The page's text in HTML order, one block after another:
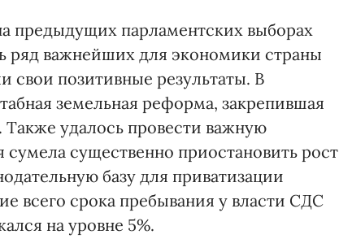
предыдущих парламентских выборах
ряд важнейших для экономики страны
свои позитивные результаты. В
земельная реформа, закрепившая
Также удалось провести важную
существенно приостановить рост
базу для приватизации
всего срока пребывания у власти СДС
на уровне 5%.